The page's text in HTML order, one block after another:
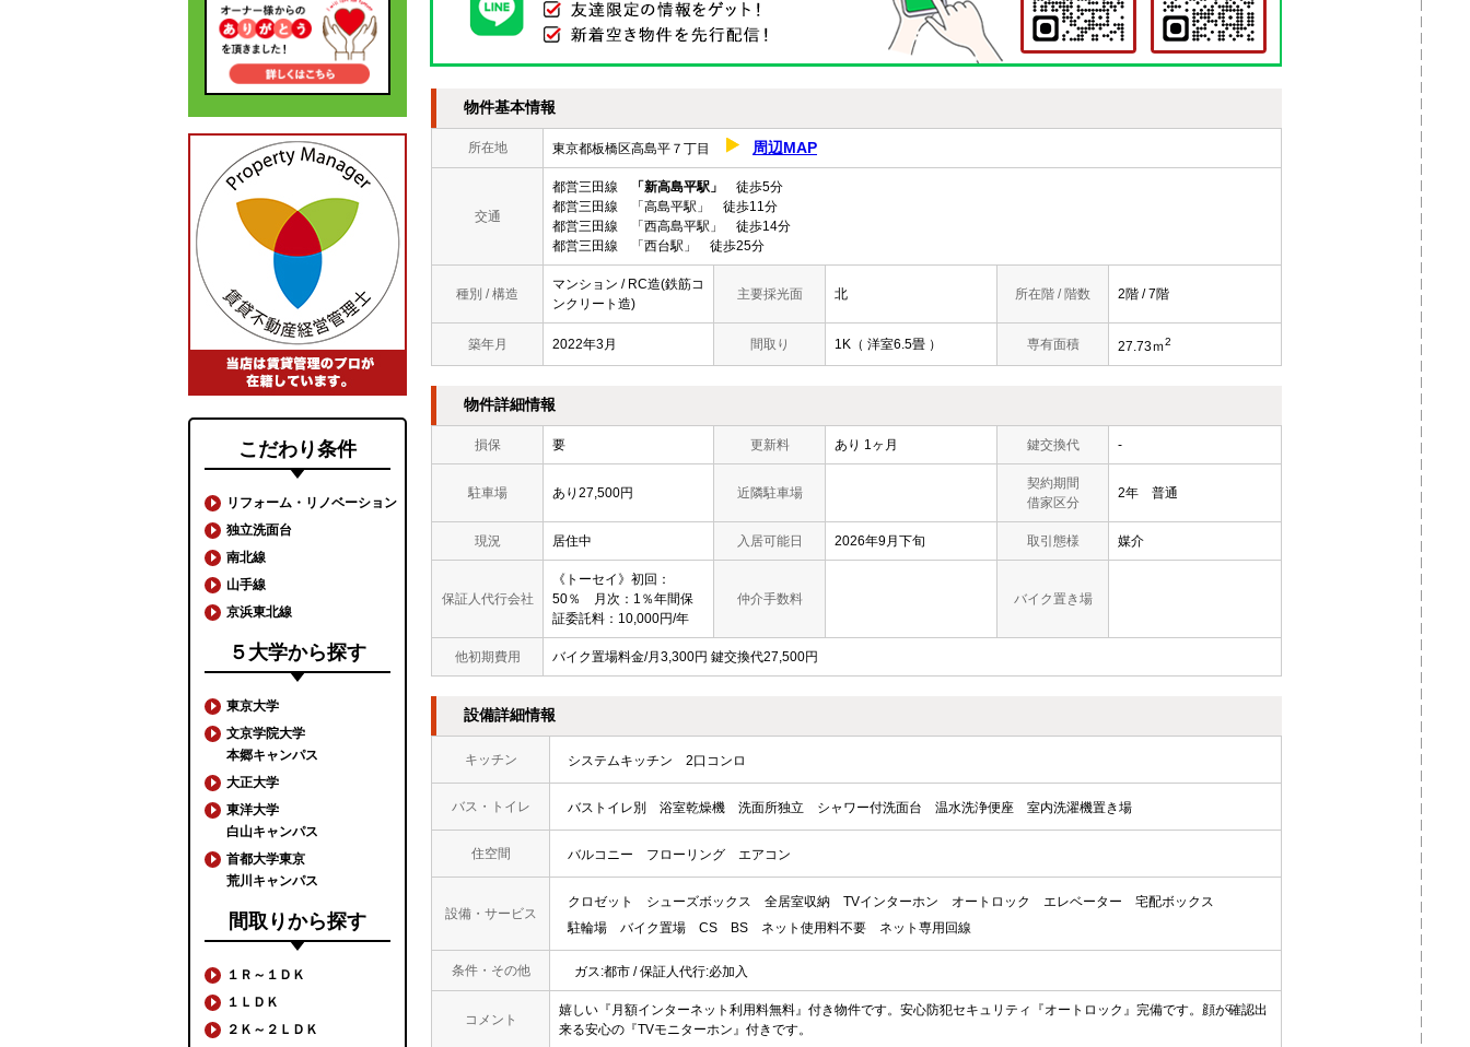
物件基本情報
所在地 東京都板橋区高島平７丁目 周辺MAP
交通
都営三田線 「新高島平駅」
徒歩5分
都営三田線 「高島平駅」 徒歩11分
都営三田線 「西高島平駅」 徒歩14分
都営三田線 「西台駅」 徒歩25分
種別 / 構造
マンション / RC造(鉄筋コ
ンクリート造)
主要採光面 北 所在階 / 階数 2階 / 7階
築年月 2022年3月 間取り 1K（ 洋室6.5畳 ） 専有面積 27.73ｍ2
物件詳細情報
損保 要 更新料 あり 1ヶ月 鍵交換代 -
駐車場 あり27,500円 近隣駐車場
契約期間
借家区分
2年 普通
現況 居住中 入居可能日 2026年9月下旬 取引態様 媒介
保証人代行会社
《トーセイ》初回：
50％ 月次：1％年間保
証委託料：10,000円/年
仲介手数料 バイク置き場
他初期費用 バイク置場料金/月3,300円 鍵交換代27,500円
設備詳細情報
キッチン システムキッチン 2口コンロ
バス・トイレ バストイレ別 浴室乾燥機 洗面所独立 シャワー付洗面台 温水洗浄便座 室内洗濯機置き場
住空間 バルコニー フローリング エアコン
設備・サービス
クロゼット シューズボックス 全居室収納 TVインターホン オートロック エレベーター
宅配ボックス
駐輪場
バイク置場 CS BS ネット使用料不要 ネット専用回線
条件・その他 ガス:都市 / 保証人代行:必加入
コメント
嬉しい『月額インターネット利用料無料』付き物件です。安心防犯セキュリティ『オートロック』完備です。顔が確認出
来る安心の『TVモニターホン』付きです。
こだわり条件
リフォーム・リノベーション
独立洗面台
南北線
山手線
京浜東北線
５大学から探す
東京大学
文京学院大学
本郷キャンパス
大正大学
東洋大学
白山キャンパス
首都大学東京
荒川キャンパス
間取りから探す
１Ｒ～１ＤＫ
１ＬＤＫ
２Ｋ～２ＬＤＫ